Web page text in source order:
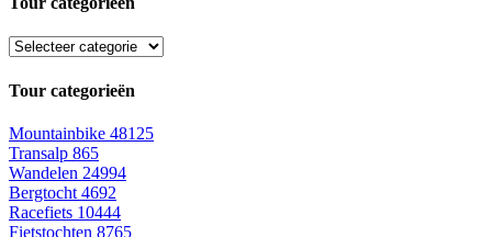
Tour categorieën
Mountainbike 48125
Transalp 865
Wandelen 24994
Bergtocht 4692
Racefiets 10444
Fietstochten 8765